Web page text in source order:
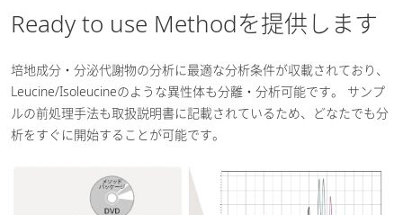
Ready to use Methodを提供します
培地成分・分泌代謝物の分析に最適な分析条件が収載されており、
Leucine/Isoleucineのような異性体も分離・分析可能です。 サンプ
ルの前処理手法も取扱説明書に記載されているため、どなたでも分
析をすぐに開始することが可能です。